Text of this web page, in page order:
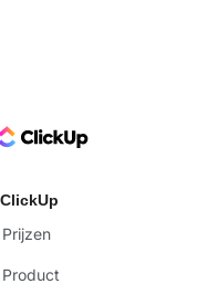
Logo
ClickUp
Prijzen
Product